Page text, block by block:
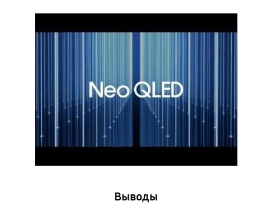
Выводы